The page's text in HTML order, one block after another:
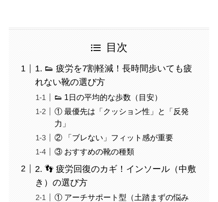
目次
1. 👟 疲労を7割軽減！長時間歩いても疲
れない靴の選び方
👟 1日の平均的な歩数（目安）
① 最優先は「クッション性」と「反発
力」
② 「ブレない」フィット感が重要
③ おすすめの靴の種類
2. 👣 疲労回復のカギ！インソール（中敷
き）の選び方
① アーチサポート型（土踏まずの悩み